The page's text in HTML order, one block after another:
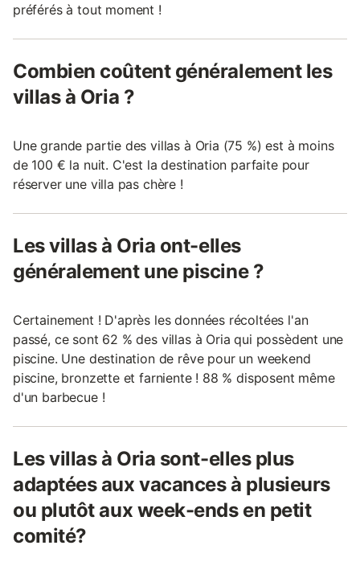
préférés à tout moment !
Combien coûtent généralement les
villas à Oria ?
Une grande partie des villas à Oria (75 %) est à moins
de 100 € la nuit. C'est la destination parfaite pour
réserver une villa pas chère !
Les villas à Oria ont-elles
généralement une piscine ?
Certainement ! D'après les données récoltées l'an
passé, ce sont 62 % des villas à Oria qui possèdent une
piscine. Une destination de rêve pour un weekend
piscine, bronzette et farniente ! 88 % disposent même
d'un barbecue !
Les villas à Oria sont-elles plus
adaptées aux vacances à plusieurs
ou plutôt aux week-ends en petit
comité?